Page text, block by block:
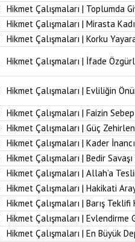
Hikmet Çalışmaları | Toplumda
Hikmet Çalışmaları | Mirasta
Hikmet Çalışmaları | Korku
Hikmet Çalışmaları | İfade
Hikmet Çalışmaları | Evliliğin
Hikmet Çalışmaları | Faizin
Hikmet Çalışmaları | Güç
Hikmet Çalışmaları | Kader
Hikmet Çalışmaları | Bedir
Hikmet Çalışmaları | Allah’a
Hikmet Çalışmaları | Hakikati
Hikmet Çalışmaları | Barış Teklifi
Hikmet Çalışmaları | Evlendirme
Hikmet Çalışmaları | En Büyük